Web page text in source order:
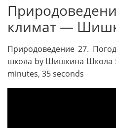
климат —
Природоведение 27.
школа by Шишкина Школа
minutes, 35 seconds